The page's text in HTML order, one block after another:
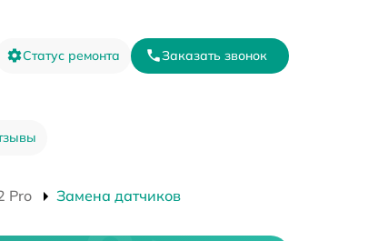
Статус ремонта Заказать звонок
Pro Замена датчиков